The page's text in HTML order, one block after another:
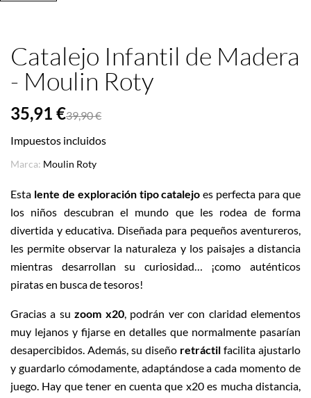
Catalejo Infantil de Madera
- Moulin Roty
35,91 €39,90 €
Impuestos incluidos
Marca: Moulin Roty
Esta lente de exploración tipo catalejo es perfecta para que
los niños descubran el mundo que les rodea de forma
divertida y educativa. Diseñada para pequeños aventureros,
les permite observar la naturaleza y los paisajes a distancia
mientras desarrollan su curiosidad… ¡como auténticos
piratas en busca de tesoros!
Gracias a suzoom x20, podrán ver con claridad elementos
muy lejanos y fijarse en detalles que normalmente pasarían
desapercibidos. Además, su diseño retráctil facilita ajustarlo
y guardarlo cómodamente, adaptándose a cada momento de
juego. Hay que tener en cuenta que x20 es mucha distancia,